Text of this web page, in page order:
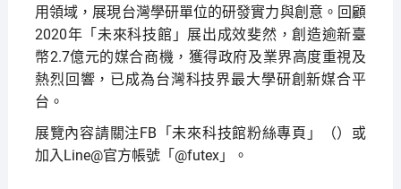
用領域，展現台灣學研單位的研發實力與創意。回顧
2020年「未來科技館」展出成效斐然，創造逾新臺
幣2.7億元的媒合商機，獲得政府及業界高度重視及
熱烈回響，已成為台灣科技界最大學研創新媒合平
台。
展覽內容請關注FB「未來科技館粉絲專頁」（）或
加入Line@官方帳號「@futex」。